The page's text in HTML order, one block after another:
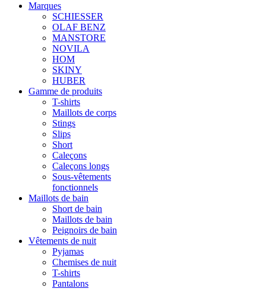
Marques
SCHIESSER
OLAF BENZ
MANSTORE
NOVILA
HOM
SKINY
HUBER
Gamme de produits
T-shirts
Maillots de corps
Stings
Slips
Short
Caleçons
Caleçons longs
Sous-vêtements
fonctionnels
Maillots de bain
Short de bain
Maillots de bain
Peignoirs de bain
Vêtements de nuit
Pyjamas
Chemises de nuit
T-shirts
Pantalons